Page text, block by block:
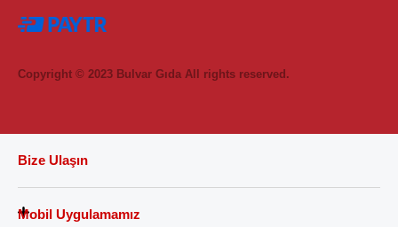
Copyright © 2023 Bulvar Gıda All rights reserved.
Bize Ulaşın
Mobil Uygulamamız